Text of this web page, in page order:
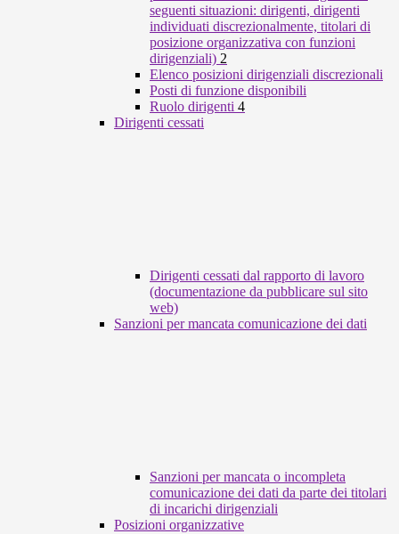
seguenti situazioni: dirigenti, dirigenti
individuati discrezionalmente, titolari di
posizione organizzativa con funzioni
dirigenziali) 2
Elenco posizioni dirigenziali discrezionali
Posti di funzione disponibili
Ruolo dirigenti 4
Dirigenti cessati
Dirigenti cessati dal rapporto di lavoro
(documentazione da pubblicare sul sito
web)
Sanzioni per mancata comunicazione dei dati
Sanzioni per mancata o incompleta
comunicazione dei dati da parte dei titolari
di incarichi dirigenziali
Posizioni organizzative